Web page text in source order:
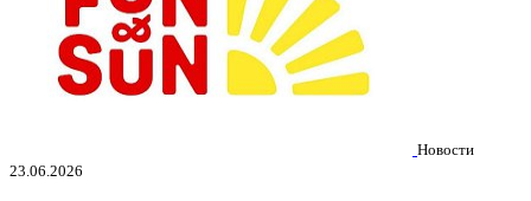
Новости
23.06.2026